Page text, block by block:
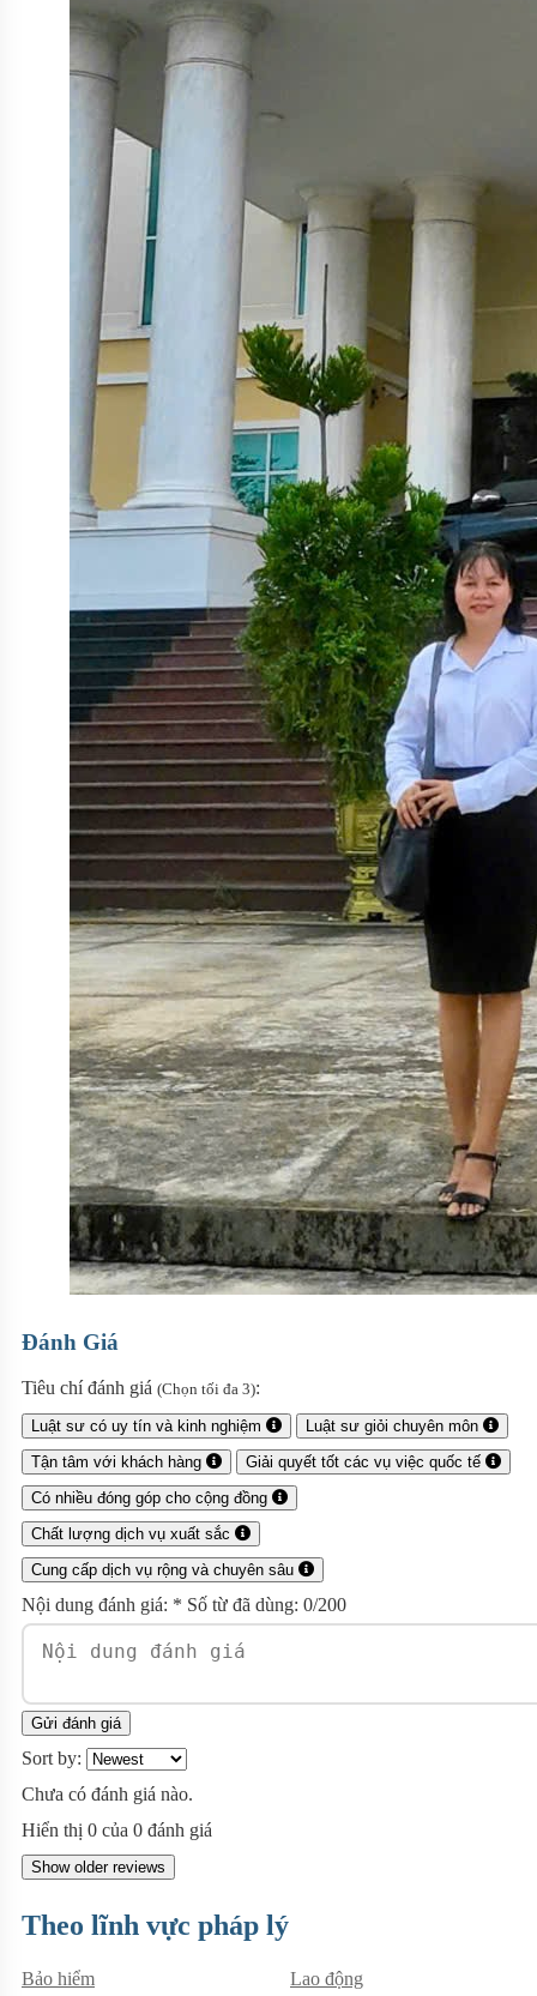
Đánh Giá
Tiêu chí đánh giá (Chọn tối đa 3):
Luật sư có uy tín và kinh nghiệm
Luật sư giỏi chuyên môn
Tận tâm với khách hàng
Giải quyết tốt các vụ việc quốc tế
Có nhiều đóng góp cho cộng đồng
Chất lượng dịch vụ xuất sắc
Cung cấp dịch vụ rộng và chuyên sâu
Nội dung đánh giá: * Số từ đã dùng: 0/200
Gửi đánh giá
Sort by:
Chưa có đánh giá nào.
Hiển thị 0 của 0 đánh giá
Show older reviews
Theo lĩnh vực pháp lý
Bảo hiểm
Lao động